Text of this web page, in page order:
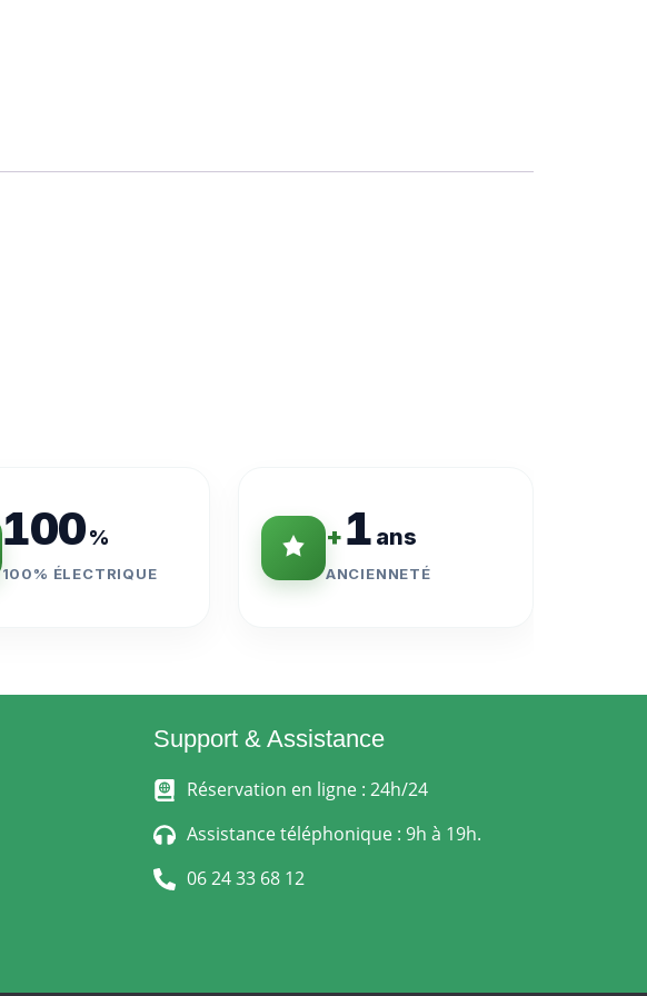
100 %
100% ÉLECTRIQUE
+1 ans
ANCIENNETÉ
Support & Assistance
Réservation en ligne : 24h/24
Assistance téléphonique : 9h à 19h.
06 24 33 68 12